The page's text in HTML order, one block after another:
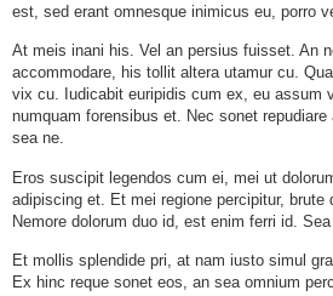
est, sed erant omnesque inimicus eu, porro
At meis inani his. Vel an persius fuisset. An
accommodare, his tollit altera utamur cu.
vix cu. Iudicabit euripidis cum ex, eu assum
numquam forensibus et. Nec sonet
sea ne.
Eros suscipit legendos cum ei, mei ut
adipiscing et. Et mei regione percipitur, brute
Nemore dolorum duo id, est enim ferri id.
Et mollis splendide pri, at nam iusto simul
Ex hinc reque sonet eos, an sea omnium